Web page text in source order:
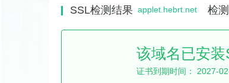
SSL检测结果 applet.hebrt.net 检
该域名已安装
证书到期时间： 2027-